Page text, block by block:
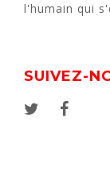
l'humain qui
SUIVEZ-